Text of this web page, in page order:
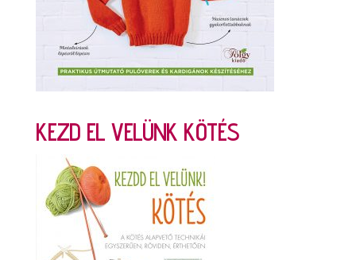
KEZD EL VELÜNK KÖTÉS